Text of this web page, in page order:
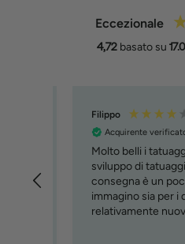
Eccezionale
4,72 basato su
Filippo
Acquirente verificato
Molto belli i tatuaggi
sviluppo di tatuaggi
consegna è un
immagino sia per i
relativamente nuovi